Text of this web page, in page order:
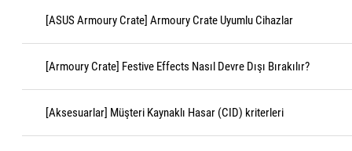
[ASUS Armoury Crate] Armoury Crate Uyumlu Cihazlar
[Armoury Crate] Festive Effects Nasıl Devre Dışı Bırakılır?
[Aksesuarlar] Müşteri Kaynaklı Hasar (CID) kriterleri